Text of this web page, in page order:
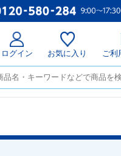
ログイン お気に入り ご利